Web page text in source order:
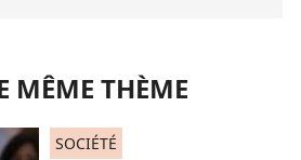
MÊME THÈME
SOCIÉTÉ